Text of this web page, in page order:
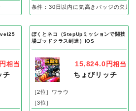
条件：30日以内に気高きバッジの欠片
相当
チ
ぼくとネコ（StepUpミッションで闘技
場ゴッドクラス到達）iOS
15,824.0円相当
ちょびリッチ
［2位］ワラウ
［3位］